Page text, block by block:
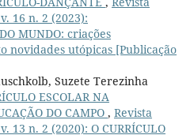
16 n. 2 (2023):
MUNDO: criações
novidades utópicas [Publicação
Suzete Terezinha
ESCOLAR NA
DO CAMPO , Revista
13 n. 2 (2020): O CURRÍCULO